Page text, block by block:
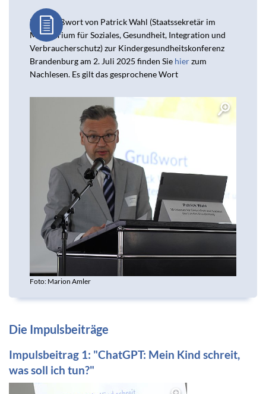
Das Grußwort von Patrick Wahl (Staatssekretär im
Ministerium für Soziales, Gesundheit, Integration und
Verbraucherschutz) zur Kindergesundheitskonferenz
Brandenburg am 2. Juli 2025 finden Sie hierzum
Nachlesen. Es gilt das gesprochene Wort
Foto: Marion Amler
Die Impulsbeiträge
Impulsbeitrag 1: "ChatGPT: Mein Kind schreit,
was soll ich tun?"